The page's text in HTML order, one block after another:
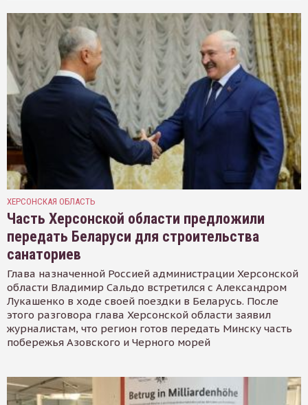
ХЕРСОНСКАЯ ОБЛАСТЬ
Часть Херсонской области предложили
передать Беларуси для строительства
санаториев
Глава назначенной Россией администрации Херсонской
области Владимир Сальдо встретился с Александром
Лукашенко в ходе своей поездки в Беларусь. После
этого разговора глава Херсонской области заявил
журналистам, что регион готов передать Минску часть
побережья Азовского и Черного морей